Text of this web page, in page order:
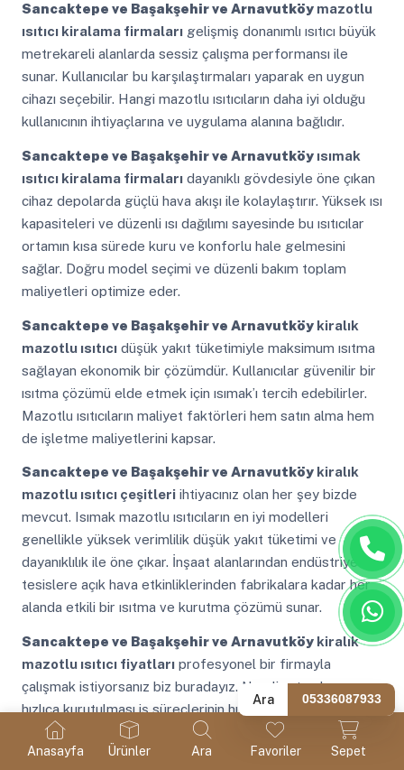
Anasayfa Ürünler Ara Favoriler Sepet
Sancaktepe ve Başakşehir ve Arnavutköymazotlu
ısıtıcı kiralama firmalarıgelişmiş donanımlı ısıtıcı büyük
metrekareli alanlarda sessiz çalışma performansı ile
sunar. Kullanıcılar bu karşılaştırmaları yaparak en uygun
cihazı seçebilir. Hangi mazotlu ısıtıcıların daha iyi olduğu
kullanıcının ihtiyaçlarına ve uygulama alanına bağlıdır.
Sancaktepe ve Başakşehir ve Arnavutköyısımak
ısıtıcı kiralama firmalarıdayanıklı gövdesiyle öne çıkan
cihaz depolarda güçlü hava akışı ile kolaylaştırır. Yüksek ısı
kapasiteleri ve düzenli ısı dağılımı sayesinde bu ısıtıcılar
ortamın kısa sürede kuru ve konforlu hale gelmesini
sağlar. Doğru model seçimi ve düzenli bakım toplam
maliyetleri optimize eder.
Sancaktepe ve Başakşehir ve Arnavutköykiralık
mazotlu ısıtıcıdüşük yakıt tüketimiyle maksimum ısıtma
sağlayan ekonomik bir çözümdür. Kullanıcılar güvenilir bir
ısıtma çözümü elde etmek için ısımak’ı tercih edebilirler.
Mazotlu ısıtıcıların maliyet faktörleri hem satın alma hem
de işletme maliyetlerini kapsar.
Sancaktepe ve Başakşehir ve Arnavutköykiralık
mazotlu ısıtıcı çeşitleriihtiyacınız olan her şey bizde
mevcut. Isımak mazotlu ısıtıcıların en iyi modelleri
genellikle yüksek verimlilik düşük yakıt tüketimi ve
dayanıklılık ile öne çıkar. İnşaat alanlarından endüstriyel
tesislere açık hava etkinliklerinden fabrikalara kadar her
alanda etkili bir ısıtma ve kurutma çözümü sunar.
Sancaktepe ve Başakşehir ve Arnavutköykiralık
mazotlu ısıtıcı fiyatlarıprofesyonel bir firmayla
çalışmak istiyorsanız biz buradayız. Nemli ortamların
hızlıca kurutulması iş süreçlerinin hızlanmasına ve
malzemelerin daha hızlı kullanılabilmesine olanak tanır.
Kışlık mazotlu ısıtıcılar soğuk hava koşullarında etkili bir
Ara 05336087933